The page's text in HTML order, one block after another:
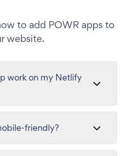
to add POWR apps to
website.
work on my Netlify
friendly?